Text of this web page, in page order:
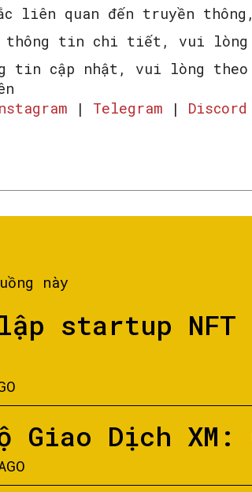
liên quan đến truyền
thông tin chi tiết, vui lòng
tin cập nhật, vui lòng theo
| Telegram | Discord
này
lập startup
Giao Dịch